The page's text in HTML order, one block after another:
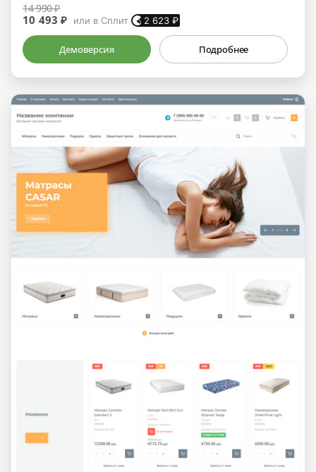
14 990 ₽
10 493 ₽ или в Сплит 2 623₽
Демоверсия Подробнее